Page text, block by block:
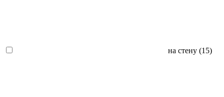
на стену (15)